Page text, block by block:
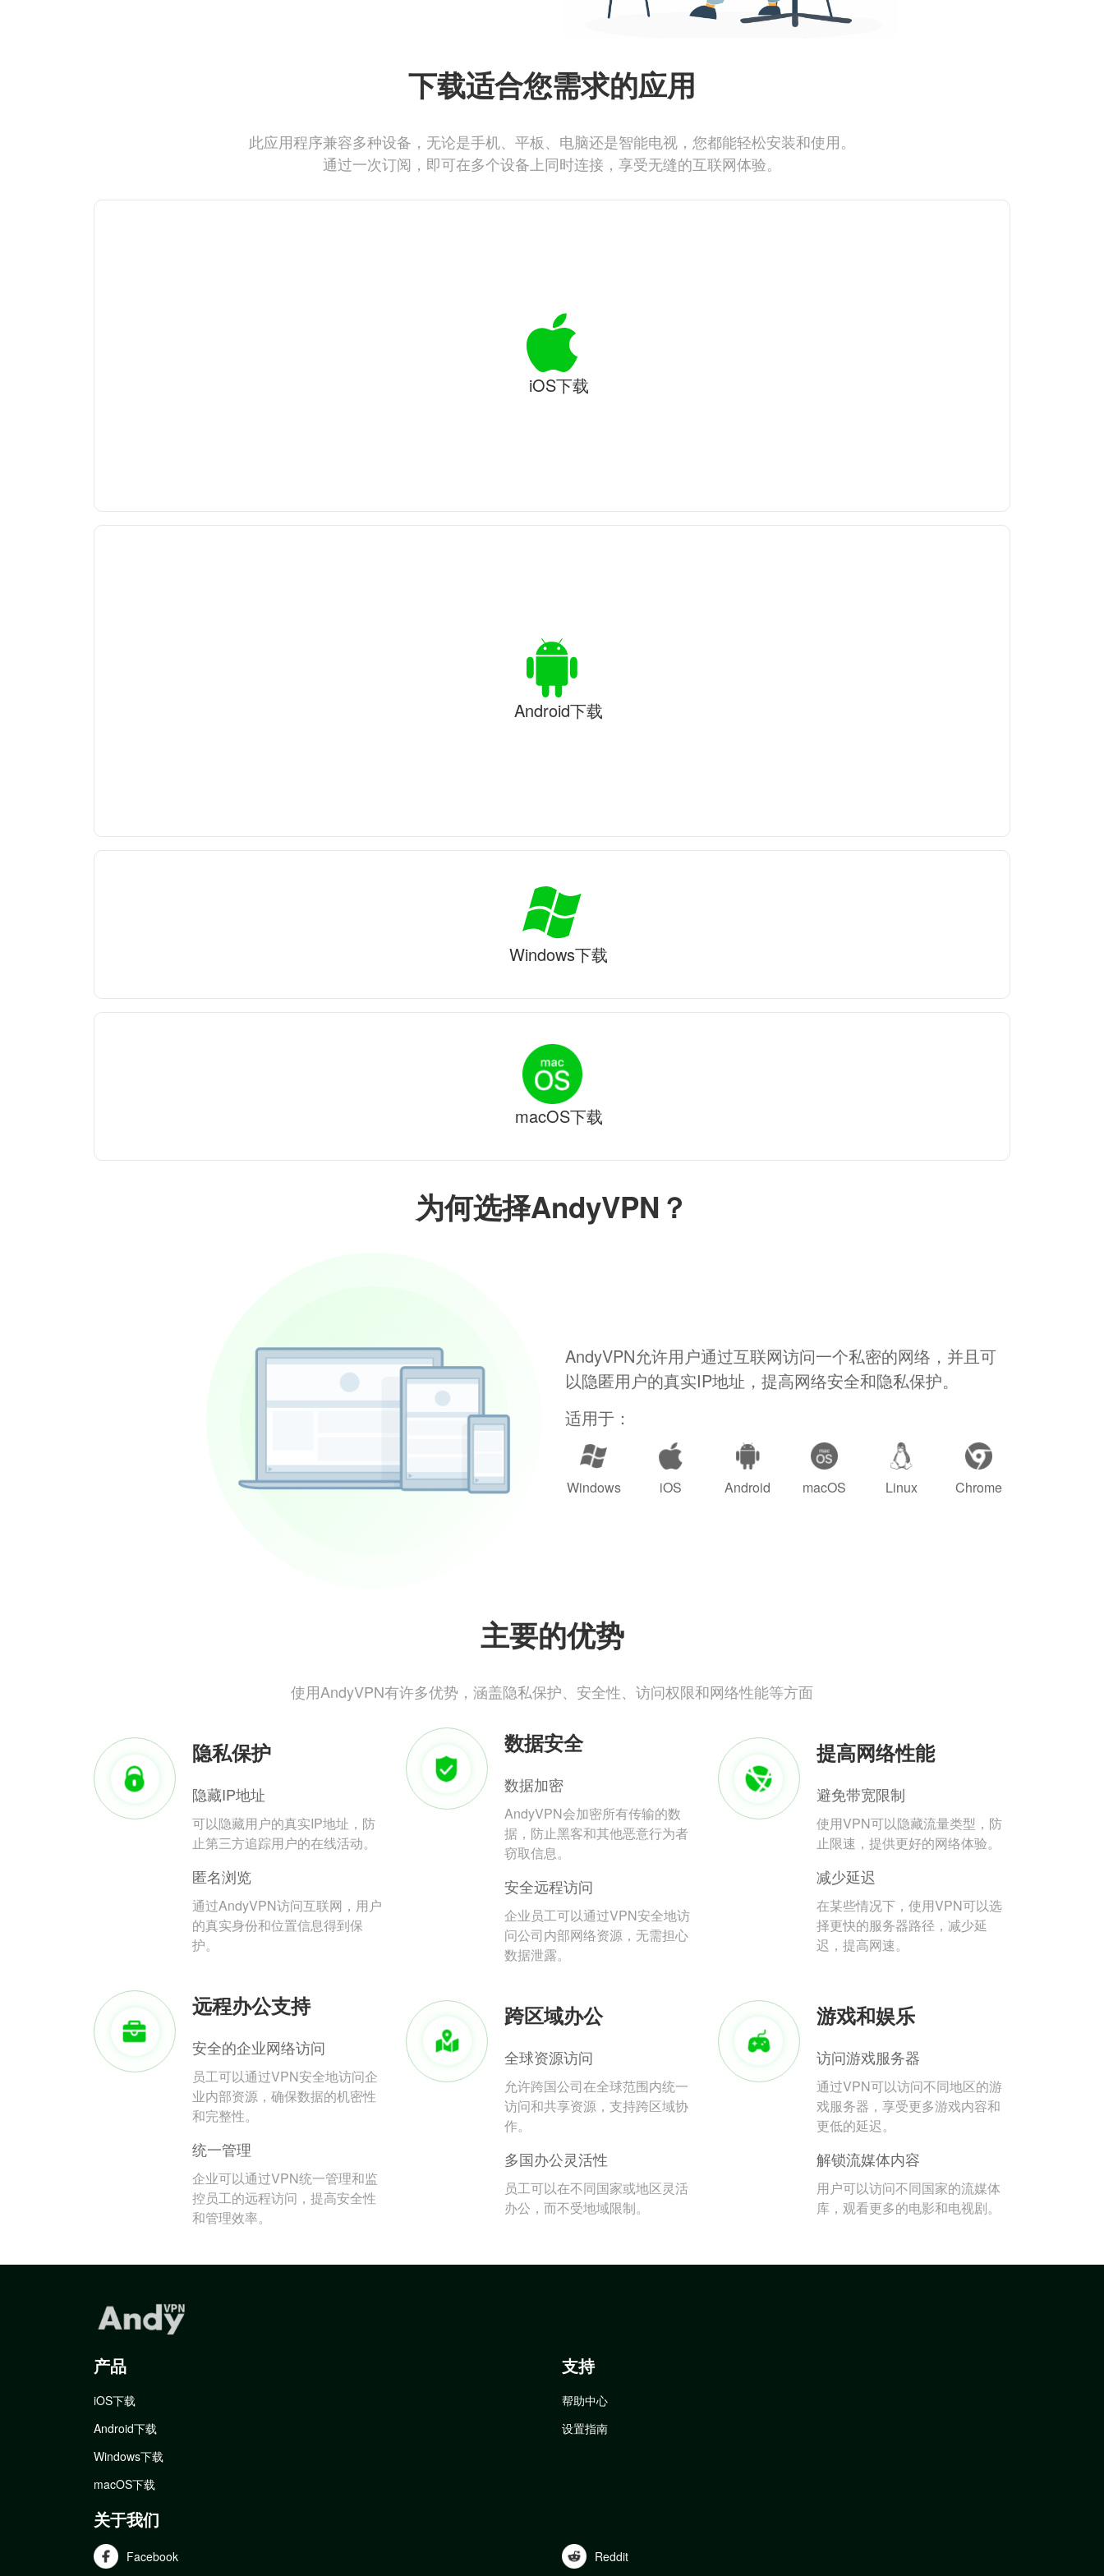
为何选择AndyVPN？
AndyVPN允许用户通过互联网访问一个私密的网络，并且可
以隐匿用户的真实IP地址，提高网络安全和隐私保护。
适用于：
Windows iOS Android macOS Linux Chrome
主要的优势
使用AndyVPN有许多优势，涵盖隐私保护、安全性、访问权限和网络性能等方面
隐私保护
隐藏IP地址
可以隐藏用户的真实IP地址，防
止第三方追踪用户的在线活动。
匿名浏览
通过AndyVPN访问互联网，用户
的真实身份和位置信息得到保
护。
数据安全
数据加密
AndyVPN会加密所有传输的数
据，防止黑客和其他恶意行为者
窃取信息。
安全远程访问
企业员工可以通过VPN安全地访
问公司内部网络资源，无需担心
数据泄露。
提高网络性能
避免带宽限制
使用VPN可以隐藏流量类型，防
止限速，提供更好的网络体验。
减少延迟
在某些情况下，使用VPN可以选
择更快的服务器路径，减少延
迟，提高网速。
远程办公支持
安全的企业网络访问
员工可以通过VPN安全地访问企
业内部资源，确保数据的机密性
和完整性。
统一管理
企业可以通过VPN统一管理和监
控员工的远程访问，提高安全性
和管理效率。
跨区域办公
全球资源访问
允许跨国公司在全球范围内统一
访问和共享资源，支持跨区域协
作。
多国办公灵活性
员工可以在不同国家或地区灵活
办公，而不受地域限制。
游戏和娱乐
访问游戏服务器
通过VPN可以访问不同地区的游
戏服务器，享受更多游戏内容和
更低的延迟。
解锁流媒体内容
用户可以访问不同国家的流媒体
库，观看更多的电影和电视剧。
下载适合您需求的应用
此应用程序兼容多种设备，无论是手机、平板、电脑还是智能电视，您都能轻松安装和使用。
通过一次订阅，即可在多个设备上同时连接，享受无缝的互联网体验。
iOS下载
Android下载
Windows下载
macOS下载
产品
iOS下载
Android下载
Windows下载
macOS下载
支持
帮助中心
设置指南
关于我们
Facebook Reddit